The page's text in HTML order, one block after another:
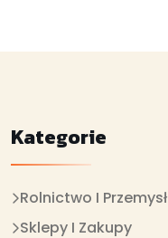
Kategorie
Rolnictwo I Przemysł
Sklepy I Zakupy